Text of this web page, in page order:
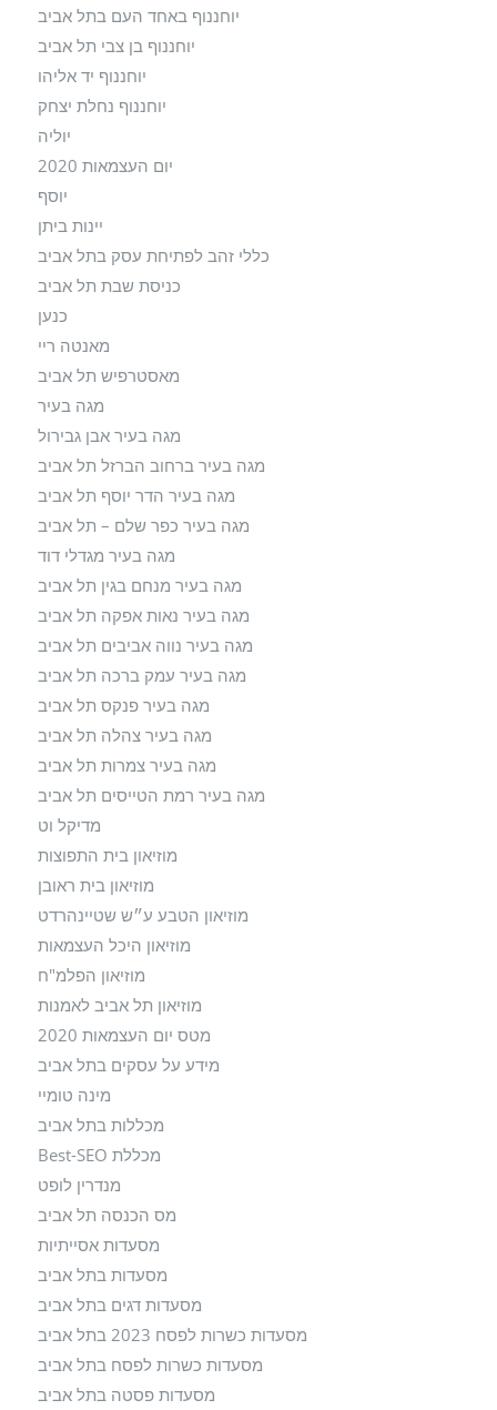
יוחננוף באחד העם בתל אביב
יוחננוף בן צבי תל אביב
יוחננוף יד אליהו
יוחננוף נחלת יצחק
יוליה
יום העצמאות 2020
יוסף
יינות ביתן
כללי זהב לפתיחת עסק בתל אביב
כניסת שבת תל אביב
כנען
מאנטה ריי
מאסטרפיש תל אביב
מגה בעיר
מגה בעיר אבן גבירול
מגה בעיר ברחוב הברזל תל אביב
מגה בעיר הדר יוסף תל אביב
מגה בעיר כפר שלם – תל אביב
מגה בעיר מגדלי דוד
מגה בעיר מנחם בגין תל אביב
מגה בעיר נאות אפקה תל אביב
מגה בעיר נווה אביבים תל אביב
מגה בעיר עמק ברכה תל אביב
מגה בעיר פנקס תל אביב
מגה בעיר צהלה תל אביב
מגה בעיר צמרות תל אביב
מגה בעיר רמת הטייסים תל אביב
מדיקל וט
מוזיאון בית התפוצות
מוזיאון בית ראובן
מוזיאון הטבע ע״ש שטיינהרדט
מוזיאון היכל העצמאות
מוזיאון הפלמ"ח
מוזיאון תל אביב לאמנות
מטס יום העצמאות 2020
מידע על עסקים בתל אביב
מינה טומיי
מכללות בתל אביב
מכללת Best-SEO
מנדרין לופט
מס הכנסה תל אביב
מסעדות אסייתיות
מסעדות בתל אביב
מסעדות דגים בתל אביב
מסעדות כשרות לפסח 2023 בתל אביב
מסעדות כשרות לפסח בתל אביב
מסעדות פסטה בתל אביב